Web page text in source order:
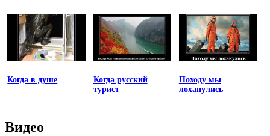
Когда в душе
Когда русский
турист
Походу мы
лоханулись
Видео